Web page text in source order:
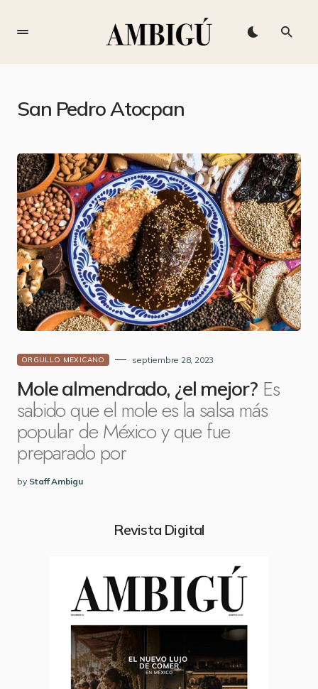
San Pedro Atocpan
ORGULLO MEXICANO septiembre 28, 2023
Mole almendrado, ¿el mejor? Es
sabido que el mole es la salsa más
popular de México y que fue
preparado por
by Staff Ambigu
Revista Digital